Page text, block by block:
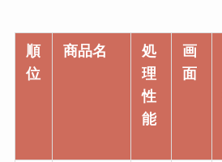
順
位
商品名
処
理
性
能
画
面